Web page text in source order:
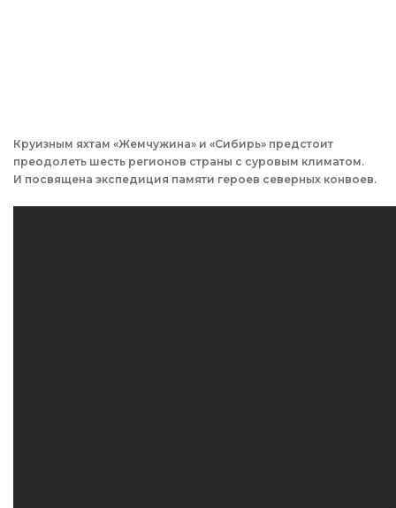
Круизным яхтам «Жемчужина» и «Сибирь» предстоит
преодолеть шесть регионов страны с суровым климатом.
И посвящена экспедиция памяти героев северных конвоев.